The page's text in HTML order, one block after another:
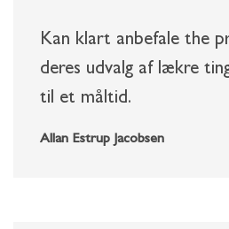
Kan klart anbefale the
deres udvalg af lækre
til et måltid.
Allan Estrup Jacobsen